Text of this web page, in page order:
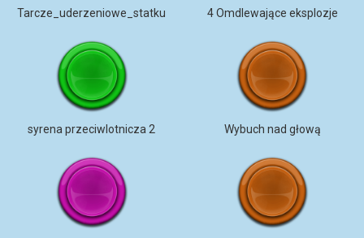
Tarcze_uderzeniowe_statku 4 Omdlewające eksplozje
syrena przeciwlotnicza 2 Wybuch nad głową